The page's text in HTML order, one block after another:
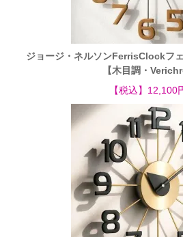
ジョージ・ネルソンFerrisClockフ
【木目調・
【税込】12,100